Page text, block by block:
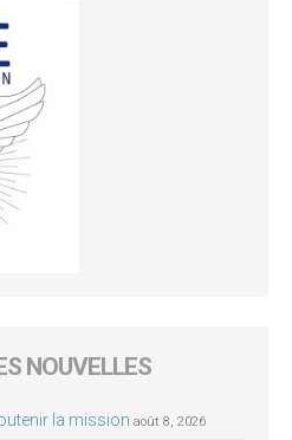
NOUVELLES
la mission août 8, 2026